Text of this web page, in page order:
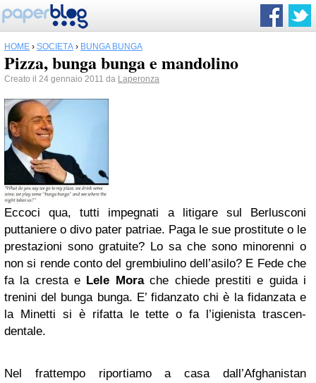
HOME › SOCIETÀ › BUNGA BUNGA
Pizza, bunga bunga e mandolino
Creato il 24 gennaio 2011 da Laperonza
Eccoci qua, tutti impegnati a litigare sul Berlusconi
puttaniere o divo pater patriae. Paga le sue prostitute o le
prestazioni sono gratuite? Lo sa che sono minorenni o
non si rende conto del grembiulino dell’asilo? E Fede che
fa la cresta e Lele Morache chiede prestiti e guida i
trenini del bunga bunga. E’ fidanzato chi è la fidanzata e
la Minetti si è rifatta le tette o fa l’igienista trascen-
dentale.
Nel frattempo riportiamo a casa dall’Afghanistan